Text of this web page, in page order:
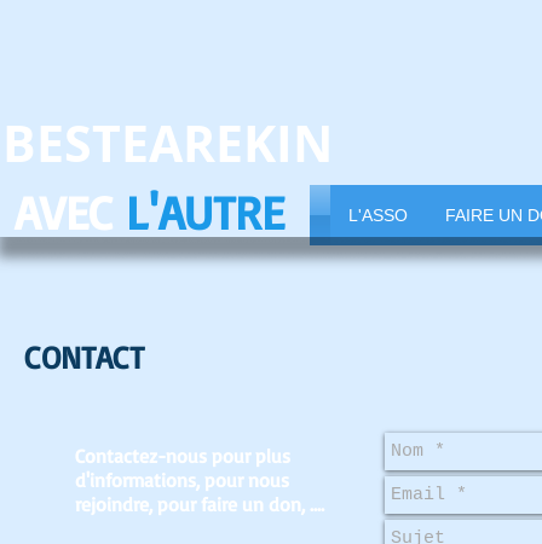
L'ASSO FAIRE UN
BESTEAREKIN
AVEC L'AUTRE
CONTACT
Contactez-nous pour plus
d'informations, pour nous
rejoindre, pour faire un don, ....